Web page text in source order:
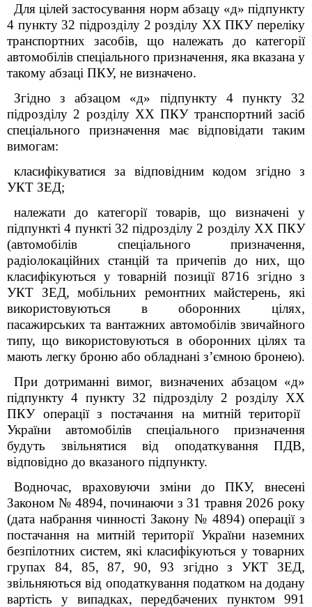
Для цілей застосування норм абзацу «д» підпункту
4 пункту 32 підрозділу 2 розділу XX ПКУ переліку
транспортних засобів, що належать до категорії
автомобілів спеціального призначення, яка вказана у
такому абзаці ПКУ, не визначено.
Згідно з абзацом «д» підпункту 4 пункту 32
підрозділу 2 розділу XX ПКУтранспортний засіб
спеціального призначення має відповідати таким
вимогам:
класифікуватися за відповідним кодом згідно з
УКТ ЗЕД;
належати до категорії товарів, що визначені у
підпункті 4 пункті 32 підрозділу 2 розділу XX ПКУ
(автомобілів спеціального призначення,
радіолокаційних станцій та причепів до них, що
класифікуються у товарній позиції 8716 згідно з
УКТ ЗЕД, мобільних ремонтних майстерень, які
використовуються в оборонних цілях,
пасажирських та вантажних автомобілів звичайного
типу, що використовуються в оборонних цілях та
мають легку броню або обладнані з’ємною бронею).
При дотриманні вимог, визначених абзацом «д»
підпункту 4 пункту 32 підрозділу 2 розділу XX
ПКУ операції з постачання на митній території
України автомобілів спеціального призначення
будуть звільнятися від оподаткування ПДВ,
відповідно до вказаного підпункту.
Водночас, враховуючи зміни до ПКУ, внесені
Законом № 4894, починаючи з 31 травня 2026 року
(дата набрання чинності Закону № 4894) операції з
постачання на митній території України наземних
безпілотних систем, які класифікуються у товарних
групах 84, 85, 87, 90, 93 згідно з УКТ ЗЕД,
звільняються від оподаткування податком на додану
вартість у випадках, передбачених пунктом 991